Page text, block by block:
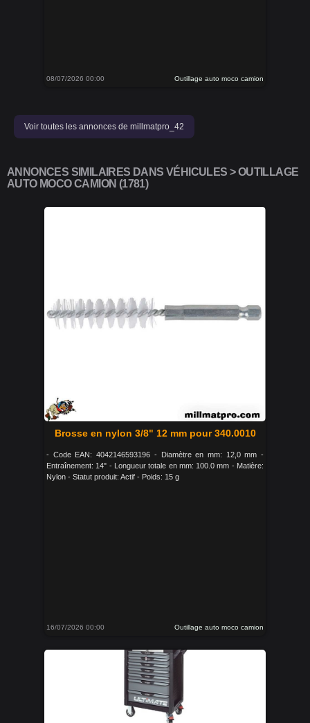
08/07/2026 00:00 Outillage auto moco camion
Voir toutes les annonces de millmatpro_42
ANNONCES SIMILAIRES DANS VÉHICULES > OUTILLAGE
AUTO MOCO CAMION (1781)
Brosse en nylon 3/8" 12 mm pour 340.0010
- Code EAN: 4042146593196 - Diamètre en mm: 12,0 mm -
Entraînement: 14" - Longueur totale en mm: 100.0 mm - Matière:
Nylon - Statut produit: Actif - Poids: 15 g
16/07/2026 00:00 Outillage auto moco camion